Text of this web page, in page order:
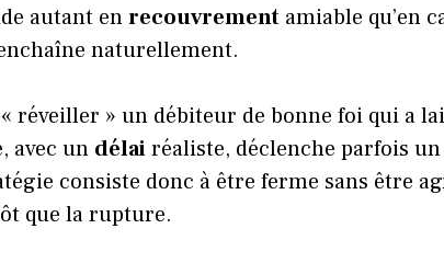
autant enrecouvrement amiable qu’en
naturellement.
réveiller » un débiteur de bonne foi qui a
avec un délairéaliste, déclenche parfois
consiste donc à être ferme sans être
que la rupture.